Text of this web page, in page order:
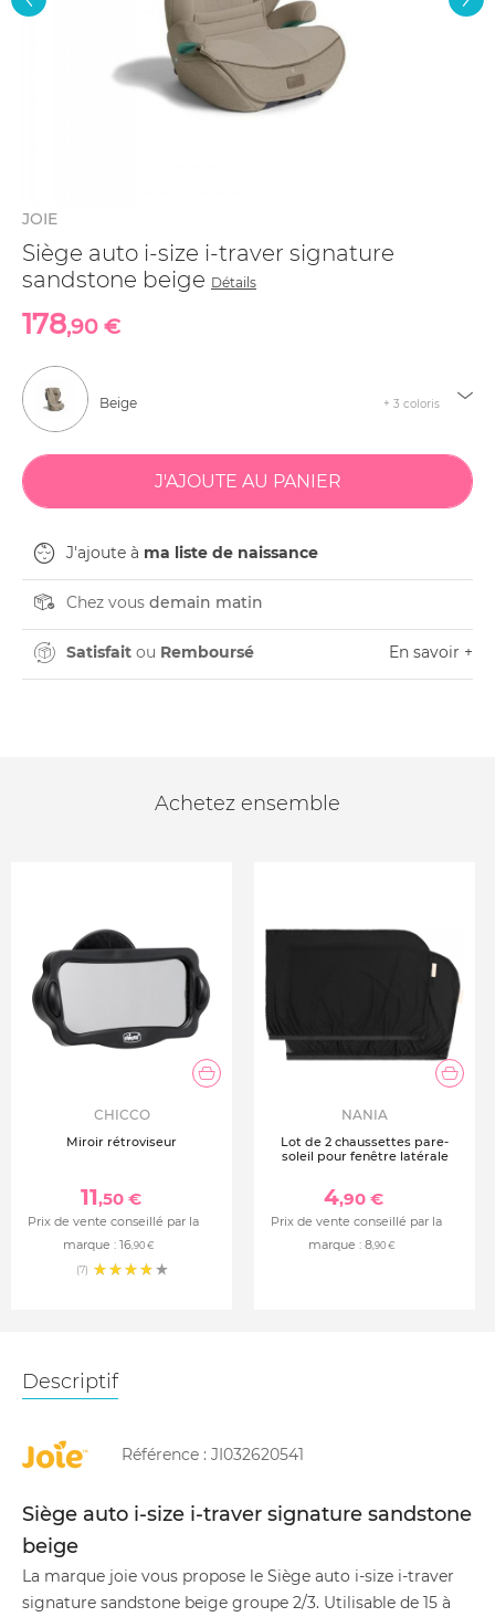
JOIE
Siège auto i-size i-traver signature
sandstone beige Détails
178,90 €
Beige + 3 coloris
J'ajoute à ma liste de naissance
Chez vous demain matin
Satisfait ou Remboursé En savoir +
Achetez ensemble
CHICCO
Miroir rétroviseur
11,50 €
Prix de vente conseillé par la
marque : 16,90 €
(7)
NANIA
Lot de 2 chaussettes pare-
soleil pour fenêtre latérale
4,90 €
Prix de vente conseillé par la
marque : 8,90 €
Descriptif
Référence : JI032620541
Siège auto i-size i-traver signature sandstone
beige
La marque joie vous propose le Siège auto i-size i-traver
signature sandstone beige groupe 2/3. Utilisable de 15 à